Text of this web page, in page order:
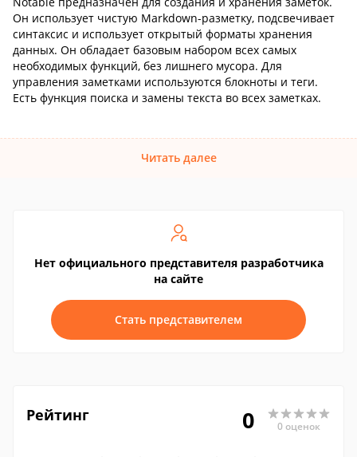
Он использует чистую Markdown-разметку, подсвечивает
синтаксис и использует открытый форматы хранения
данных. Он обладает базовым набором всех самых
необходимых функций, без лишнего мусора. Для
управления заметками используются блокноты и теги.
Есть функция поиска и замены текста во всех заметках.
Читать далее
Нет официального представителя разработчика
на сайте
Стать представителем
Рейтинг 0 0 оценок